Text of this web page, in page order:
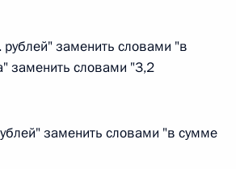
Российской Федерации»
заменить словами "в
заменить словами "3,2
заменить словами "в сумме